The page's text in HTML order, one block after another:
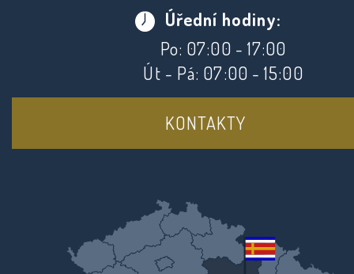
Úřední hodiny:
Po: 07:00 - 17:00
Út - Pá: 07:00 - 15:00
KONTAKTY